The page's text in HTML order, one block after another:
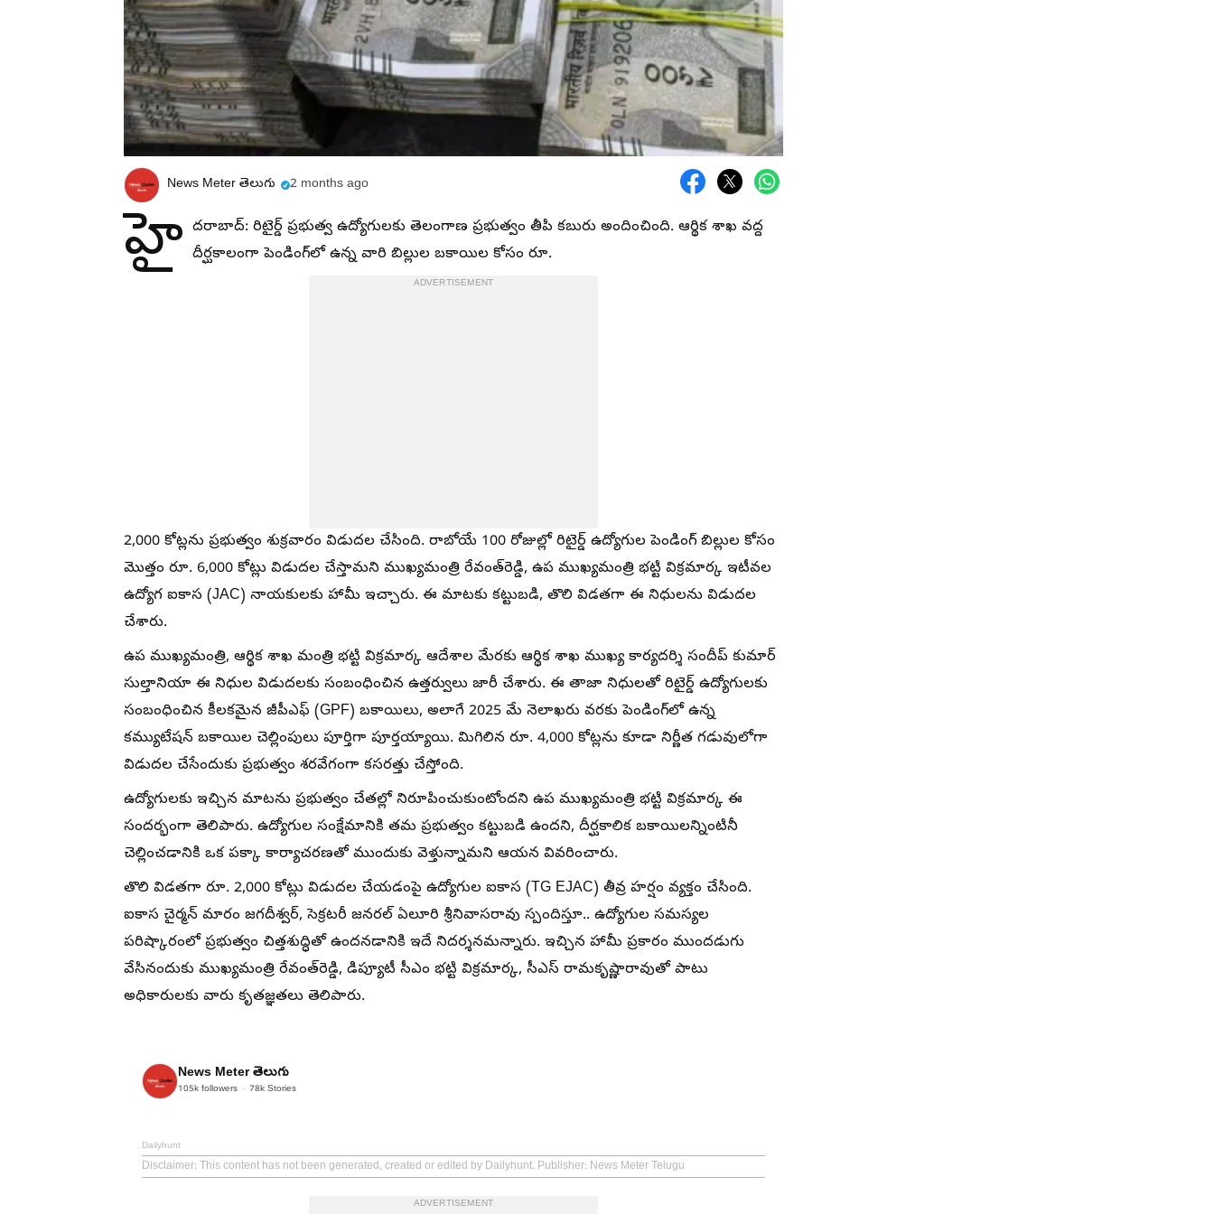
News Meter తెలుగు 2 months ago
హై దరాబాద్‌: రిటైర్డ్ ప్రభుత్వ ఉద్యోగులకు తెలంగాణ ప్రభుత్వం తీపి కబురు అందించింది. ఆర్థిక శాఖ వద్ద
దీర్ఘకాలంగా పెండింగ్‌లో ఉన్న వారి బిల్లుల బకాయిల కోసం రూ.
ADVERTISEMENT
2,000 కోట్లను ప్రభుత్వం శుక్రవారం విడుదల చేసింది. రాబోయే 100 రోజుల్లో రిటైర్డ్ ఉద్యోగుల పెండింగ్ బిల్లుల కోసం
మొత్తం రూ. 6,000 కోట్లు విడుదల చేస్తామని ముఖ్యమంత్రి రేవంత్‌రెడ్డి, ఉప ముఖ్యమంత్రి భట్టి విక్రమార్క ఇటీవల
ఉద్యోగ ఐకాస (JAC) నాయకులకు హామీ ఇచ్చారు. ఈ మాటకు కట్టుబడి, తొలి విడతగా ఈ నిధులను విడుదల
చేశారు.
ఉప ముఖ్యమంత్రి, ఆర్థిక శాఖ మంత్రి భట్టి విక్రమార్క ఆదేశాల మేరకు ఆర్థిక శాఖ ముఖ్య కార్యదర్శి సందీప్ కుమార్
సుల్తానియా ఈ నిధుల విడుదలకు సంబంధించిన ఉత్తర్వులు జారీ చేశారు. ఈ తాజా నిధులతో రిటైర్డ్ ఉద్యోగులకు
సంబంధించిన కీలకమైన జీపీఎఫ్ (GPF) బకాయిలు, అలాగే 2025 మే నెలాఖరు వరకు పెండింగ్‌లో ఉన్న
కమ్యుటేషన్ బకాయిల చెల్లింపులు పూర్తిగా పూర్తయ్యాయి. మిగిలిన రూ. 4,000 కోట్లను కూడా నిర్ణీత గడువులోగా
విడుదల చేసేందుకు ప్రభుత్వం శరవేగంగా కసరత్తు చేస్తోంది.
ఉద్యోగులకు ఇచ్చిన మాటను ప్రభుత్వం చేతల్లో నిరూపించుకుంటోందని ఉప ముఖ్యమంత్రి భట్టి విక్రమార్క ఈ
సందర్భంగా తెలిపారు. ఉద్యోగుల సంక్షేమానికి తమ ప్రభుత్వం కట్టుబడి ఉందని, దీర్ఘకాలిక బకాయిలన్నింటినీ
చెల్లించడానికి ఒక పక్కా కార్యాచరణతో ముందుకు వెళ్తున్నామని ఆయన వివరించారు.
తొలి విడతగా రూ. 2,000 కోట్లు విడుదల చేయడంపై ఉద్యోగుల ఐకాస (TG EJAC) తీవ్ర హర్షం వ్యక్తం చేసింది.
ఐకాస చైర్మన్ మారం జగదీశ్వర్, సెక్రటరీ జనరల్ ఏలూరి శ్రీనివాసరావు స్పందిస్తూ.. ఉద్యోగుల సమస్యల
పరిష్కారంలో ప్రభుత్వం చిత్తశుద్ధితో ఉందనడానికి ఇదే నిదర్శనమన్నారు. ఇచ్చిన హామీ ప్రకారం ముందడుగు
వేసినందుకు ముఖ్యమంత్రి రేవంత్‌రెడ్డి, డిప్యూటీ సీఎం భట్టి విక్రమార్క, సీఎస్ రామకృష్ణారావుతో పాటు
అధికారులకు వారు కృతజ్ఞతలు తెలిపారు.
News Meter తెలుగు
105k followers 78k Stories
Dailyhunt
Disclaimer: This content has not been generated, created or edited by Dailyhunt. Publisher: News Meter Telugu
ADVERTISEMENT